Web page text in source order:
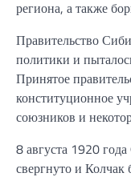
региона, а также
Правительство
политики и
Принятое
конституционное
союзников и
8 августа 1920
свергнуто и Колчак